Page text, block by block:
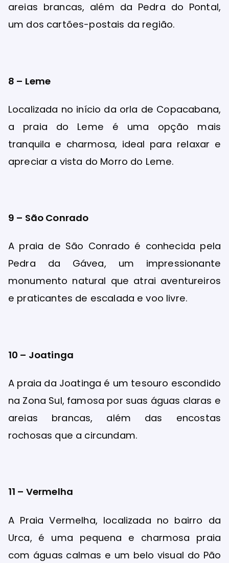
areias brancas, além da Pedra do Pontal,
um dos cartões-postais da região.
8 – Leme
Localizada no início da orla de Copacabana,
a praia do Leme é uma opção mais
tranquila e charmosa, ideal para relaxar e
apreciar a vista do Morro do Leme.
9 – São Conrado
A praia de São Conrado é conhecida pela
Pedra da Gávea, um impressionante
monumento natural que atrai aventureiros
e praticantes de escalada e voo livre.
10 – Joatinga
A praia da Joatinga é um tesouro escondido
na Zona Sul, famosa por suas águas claras e
areias brancas, além das encostas
rochosas que a circundam.
11 – Vermelha
A Praia Vermelha, localizada no bairro da
Urca, é uma pequena e charmosa praia
com águas calmas e um belo visual do Pão